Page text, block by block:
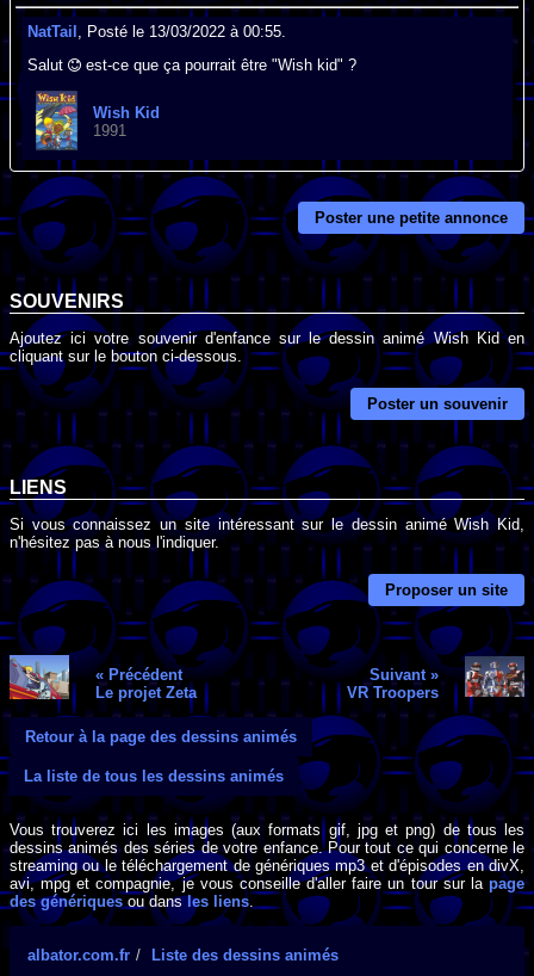
NatTail
, Posté le 13/03/2022 à 00:55.
Salut
est-ce que ça pourrait être "Wish kid" ?
Wish Kid
1991
Poster une petite annonce
SOUVENIRS
Ajoutez ici votre souvenir d'enfance sur le dessin animé Wish Kid en
cliquant sur le bouton ci-dessous.
Poster un souvenir
LIENS
Si vous connaissez un site intéressant sur le dessin animé Wish Kid,
n'hésitez pas à nous l'indiquer.
Proposer un site
« Précédent
Le projet Zeta
Suivant »
VR Troopers
Retour à la page des dessins animés
La liste de tous les dessins animés
Vous trouverez ici les images (aux formats gif, jpg et png) de tous les
dessins animés des séries de votre enfance. Pour tout ce qui concerne le
streaming ou le téléchargement de génériques mp3 et d'épisodes en divX,
avi, mpg et compagnie, je vous conseille d'aller faire un tour sur la page
des génériquesou dansles liens.
albator.com.fr Liste des dessins animés